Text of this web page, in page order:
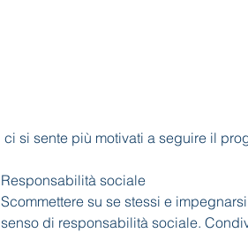
ci si sente più motivati a seguire il
Responsabilità sociale
Scommettere su se stessi e
senso di responsabilità sociale.